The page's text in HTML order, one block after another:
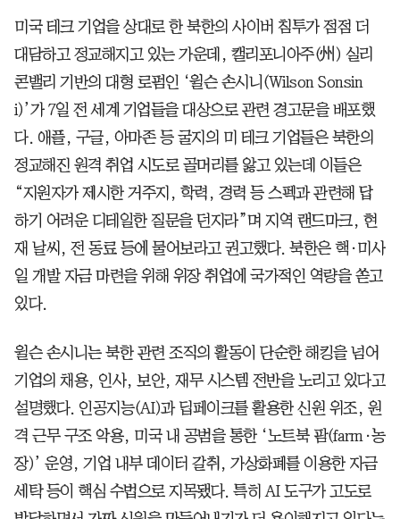
미국 테크 기업을 상대로 한 북한의 사이버 침투가 점점 더
대담하고 정교해지고 있는 가운데, 캘리포니아주(州) 실리
콘밸리 기반의 대형 로펌인 ‘윌슨 손시니(Wilson Sonsin
i)’가 7일 전 세계 기업들을 대상으로 관련 경고문을 배포했
다. 애플, 구글, 아마존 등 굴지의 미 테크 기업들은 북한의
정교해진 원격 취업 시도로 골머리를 앓고 있는데 이들은
“지원자가 제시한 거주지, 학력, 경력 등 스펙과 관련해 답
하기 어려운 디테일한 질문을 던지라”며 지역 랜드마크, 현
재 날씨, 전 동료 등에 물어보라고 권고했다. 북한은 핵·미사
일 개발 자금 마련을 위해 위장 취업에 국가적인 역량을 쏟고
있다.
윌슨 손시니는 북한 관련 조직의 활동이 단순한 해킹을 넘어
기업의 채용, 인사, 보안, 재무 시스템 전반을 노리고 있다고
설명했다. 인공지능(AI)과 딥페이크를 활용한 신원 위조, 원
격 근무 구조 악용, 미국 내 공범을 통한 ‘노트북 팜(farm·농
장)’ 운영, 기업 내부 데이터 갈취, 가상화폐를 이용한 자금
세탁 등이 핵심 수법으로 지목됐다. 특히 AI 도구가 고도로